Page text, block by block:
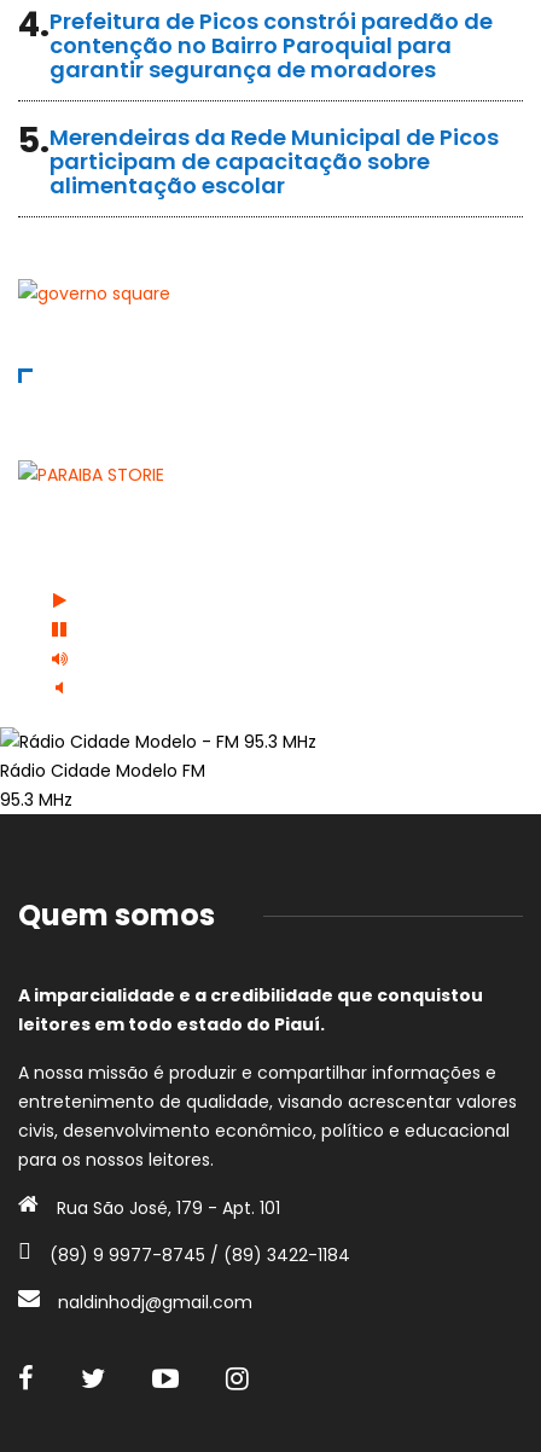
4.Prefeitura de Picos constrói paredão de
contenção no Bairro Paroquial para
garantir segurança de moradores
5.Merendeiras da Rede Municipal de Picos
participam de capacitação sobre
alimentação escolar
Rádio Cidade Modelo FM
95.3 MHz
Quem somos
A imparcialidade e a credibilidade que conquistou
leitores em todo estado do Piauí.
A nossa missão é produzir e compartilhar informações e
entretenimento de qualidade, visando acrescentar valores
civis, desenvolvimento econômico, político e educacional
para os nossos leitores.
Rua São José, 179 - Apt. 101
(89) 9 9977-8745 / (89) 3422-1184
naldinhodj@gmail.com